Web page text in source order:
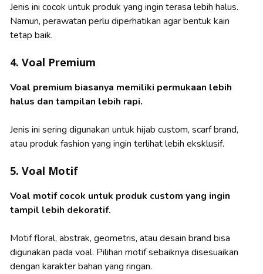
Jenis ini cocok untuk produk yang ingin terasa lebih halus.
Namun, perawatan perlu diperhatikan agar bentuk kain
tetap baik.
4. Voal Premium
Voal premium biasanya memiliki permukaan lebih
halus dan tampilan lebih rapi.
Jenis ini sering digunakan untuk hijab custom, scarf brand,
atau produk fashion yang ingin terlihat lebih eksklusif.
5. Voal Motif
Voal motif cocok untuk produk custom yang ingin
tampil lebih dekoratif.
Motif floral, abstrak, geometris, atau desain brand bisa
digunakan pada voal. Pilihan motif sebaiknya disesuaikan
dengan karakter bahan yang ringan.